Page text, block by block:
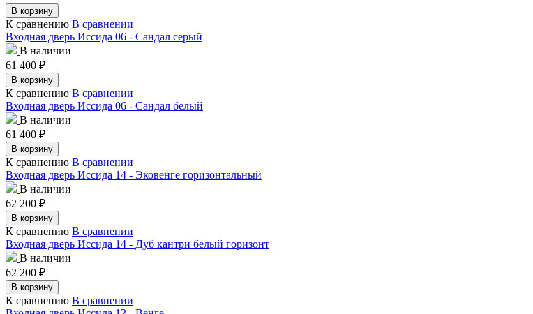
В корзину
К сравнению В сравнении
Входная дверь Иссида 06 - Сандал серый
В наличии
61 400 ₽
В корзину
К сравнению В сравнении
Входная дверь Иссида 06 - Сандал белый
В наличии
61 400 ₽
В корзину
К сравнению В сравнении
Входная дверь Иссида 14 - Эковенге горизонтальный
В наличии
62 200 ₽
В корзину
К сравнению В сравнении
Входная дверь Иссида 14 - Дуб кантри белый горизонт
В наличии
62 200 ₽
В корзину
К сравнению В сравнении